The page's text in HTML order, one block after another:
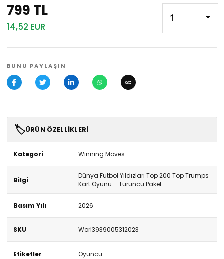
799 TL
14,52 EUR
1
BUNU PAYLAŞIN
🏷️ÜRÜN ÖZELLIKLERI
Kategori Winning Moves
Bilgi
Dünya Futbol Yıldızları Top 200 Top Trumps
Kart Oyunu – Turuncu Paket
Basım Yılı 2026
SKU Worl3939005312023
Etiketler Oyuncu